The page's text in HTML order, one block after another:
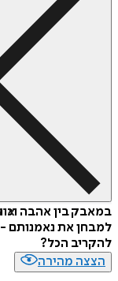
במאבק בין אהבה
למבחן את נאמנותם
להקריב הכל?
הצצה מהירה